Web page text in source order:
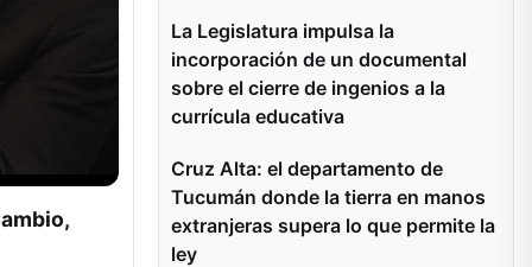
La Legislatura impulsa la
incorporación de un documental
sobre el cierre de ingenios a la
currícula educativa
Cruz Alta: el departamento de
Tucumán donde la tierra en manos
extranjeras supera lo que permite la
ley